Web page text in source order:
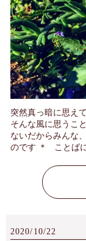
突然真っ暗に思え
そんな風に思うこ
ないだからみんな
のです ＊ ことば
2020/10/22